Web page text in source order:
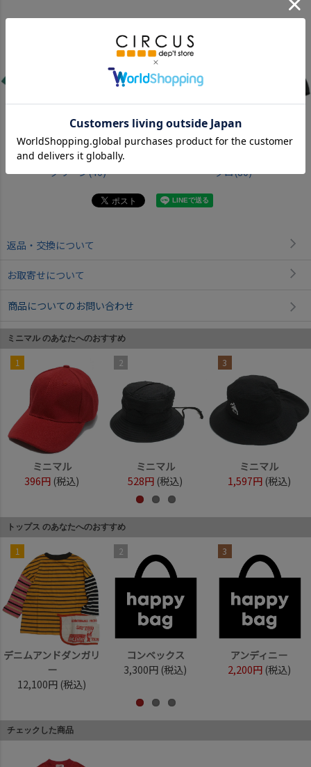
グリーン(40) クロ(80)
返品・交換について
お取寄せについて
商品についてのお問い合わせ
ミニマル のあなたへのおすすめ
1
ミニマル
396円 (税込)
2
ミニマル
528円 (税込)
3
ミニマル
1,597円 (税込)
トップス のあなたへのおすすめ
1
デニムアンドダンガリ
ー
12,100円 (税込)
2
コンベックス
3,300円 (税込)
3
アンディニー
2,200円 (税込)
チェックした商品